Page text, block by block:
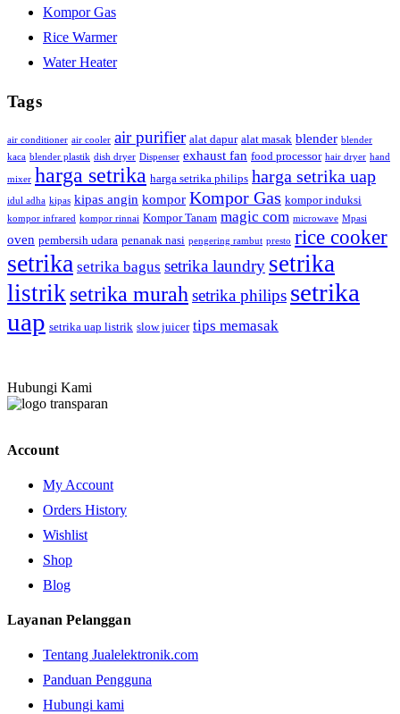
Kompor Gas
Rice Warmer
Water Heater
Tags
air conditioner air cooler air purifier alat dapur alat masak blender blender
kaca blender plastik dish dryer Dispenser exhaust fan food processor hair dryer hand
mixer harga setrika harga setrika philips harga setrika uap
idul adha kipas kipas angin kompor Kompor Gas kompor induksi
kompor infrared kompor rinnai Kompor Tanam magic com microwave Mpasi
oven pembersih udara penanak nasi pengering rambut presto rice cooker
setrika setrika bagus setrika laundry setrika
listriksetrika murahsetrika philips setrika
uap setrika uap listrik slow juicer tips memasak
Hubungi Kami
Account
My Account
Orders History
Wishlist
Shop
Blog
Layanan Pelanggan
Tentang Jualelektronik.com
Panduan Pengguna
Hubungi kami